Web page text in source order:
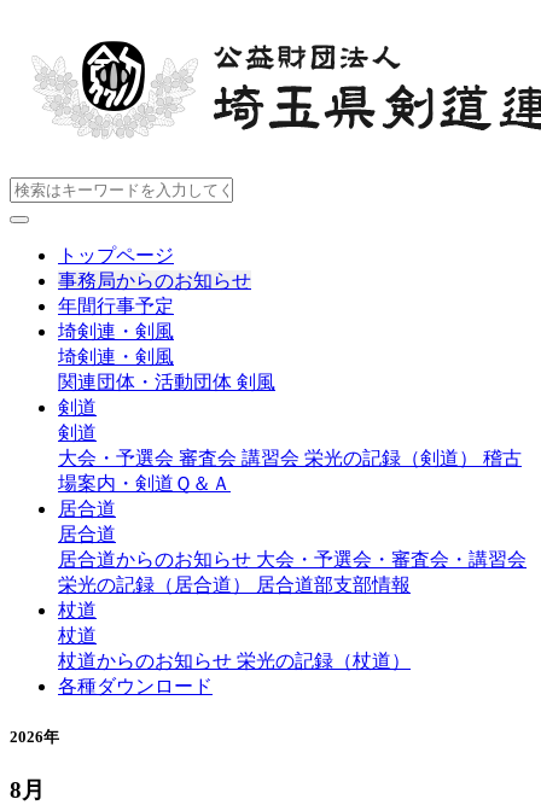
トップページ
事務局からのお知らせ
年間行事予定
埼剣連・剣風
埼剣連・剣風
関連団体・活動団体 剣風
剣道
剣道
大会・予選会 審査会 講習会 栄光の記録（剣道） 稽古
場案内・剣道Ｑ＆Ａ
居合道
居合道
居合道からのお知らせ 大会・予選会・審査会・講習会
栄光の記録（居合道）
居合道部支部情報
杖道
杖道
杖道からのお知らせ 栄光の記録（杖道）
各種ダウンロード
2026年
8月